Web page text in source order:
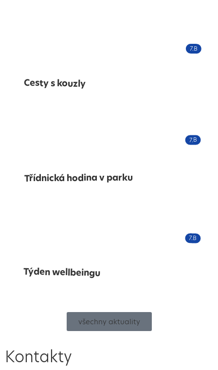
7.B
Cesty s kouzly
7.B
Třídnická hodina v parku
7.B
Týden wellbeingu
všechny aktuality
Kontakty